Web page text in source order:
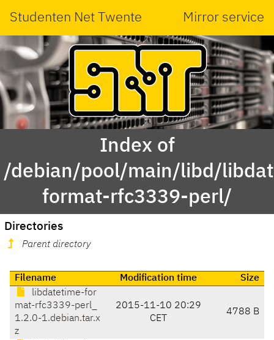
Studenten Net Twente Mirror service
Index of
/debian/pool/main/libd/
format-rfc3339-perl/
Directories
Parent directory
Filename Modification time
Size
libdatetime-for
mat-rfc3339-perl_
1.2.0-1.debian.tar.x
z
2015-11-10 20:29
CET
4788 B